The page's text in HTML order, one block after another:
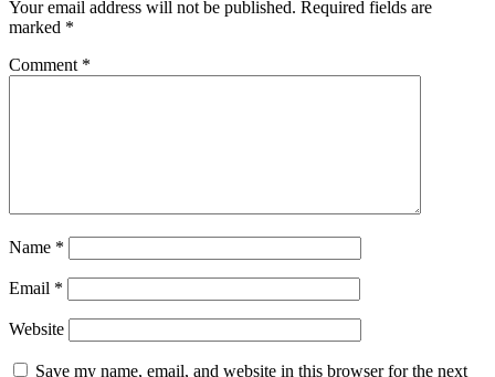
Your email address will not be published. Required fields are
marked *
Comment *
Name *
Email *
Website
Save my name, email, and website in this browser for the next